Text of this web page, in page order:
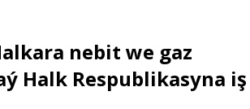
nebit we gaz
Respublikasyna iş